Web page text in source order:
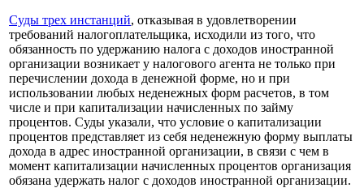
Суды трех инстанций, отказывая в удовлетворении
требований налогоплательщика, исходили из того, что
обязанность по удержанию налога с доходов иностранной
организации возникает у налогового агента не только при
перечислении дохода в денежной форме, но и при
использовании любых неденежных форм расчетов, в том
числе и при капитализации начисленных по займу
процентов. Суды указали, что условие о капитализации
процентов представляет из себя неденежную форму выплаты
дохода в адрес иностранной организации, в связи с чем в
момент капитализации начисленных процентов организация
обязана удержать налог с доходов иностранной организации.